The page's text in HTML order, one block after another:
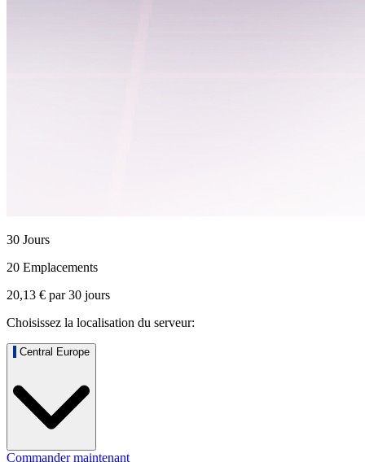
30 Jours
20 Emplacements
20,13 € par30 jours
Choisissez la localisation du serveur:
Central Europe
Commander maintenant